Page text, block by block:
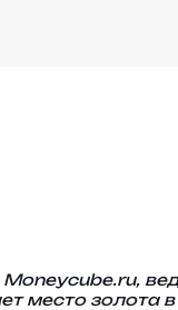
Moneycube.ru,
место золота